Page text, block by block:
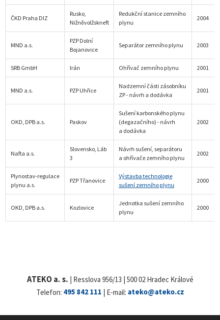
ČKD Praha DIZ
Rusko,
Nižněvolžskneft
Redukční stanice zemního
plynu
2004
MND a.s.
PZP Dolní
Bojanovice
Separátor zemního plynu 2003
SRB GmbH Irán Ohřívač zemního plynu 2001
MND a.s. PZP Uhřice
Nadzemní části zásobníku
ZP - návrh a dodávka
2001
OKD, DPB a.s. Paskov
Sušení karbonského plynu
(degazačního) - návrh
a dodávka
2002
Nafta a.s.
Slovensko, Láb
3
Návrh sušení, separátoru
a ohřívače zemního plynu
2002
Plynostav-regulace
plynu a.s.
PZP Třanovice
Výstavba technologie
sušení zemního plynu
2000
OKD, DPB a.s. Kozlovice
Jednotka sušení zemního
plynu
2000
ATEKO a. s. | Resslova 956/13 | 500 02 Hradec Králové
Telefon: 495 842 111 | E-mail: ateko@ateko.cz